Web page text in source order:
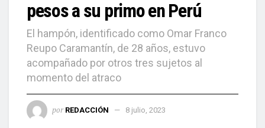
pesos a su primo en Perú
El hampón, identificado como Omar Franco
Reupo Caramantín, de 28 años, estuvo
acompañado por otros tres sujetos al
momento del atraco
por REDACCIÓN 8 julio, 2023